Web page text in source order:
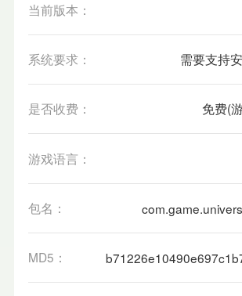
当前版本：
系统要求： 需要支持
是否收费： 免费(
游戏语言：
包名：
MD5：